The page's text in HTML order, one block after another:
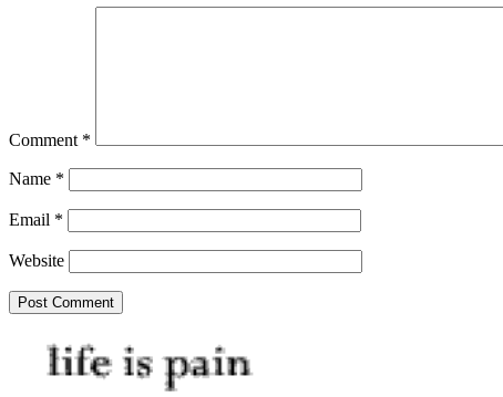
Comment *
Name *
Email *
Website